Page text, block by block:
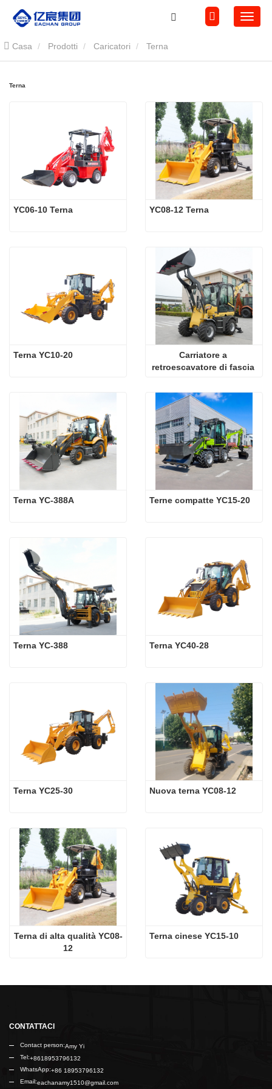
Casa Prodotti Caricatori Terna
Terna
YC06-10 Terna YC08-12 Terna
Terna YC10-20
Carriatore a
retroescavatore di fascia
Terna YC-388A Terne compatte YC15-20
Terna YC-388 Terna YC40-28
Terna YC25-30 Nuova terna YC08-12
Terna di alta qualità YC08-
12
Terna cinese YC15-10
CONTATTACI
Contact person:Amy Yi
Tel:+8618953796132
WhatsApp:+86 18953796132
Email:eachanamy1510@gmail.com